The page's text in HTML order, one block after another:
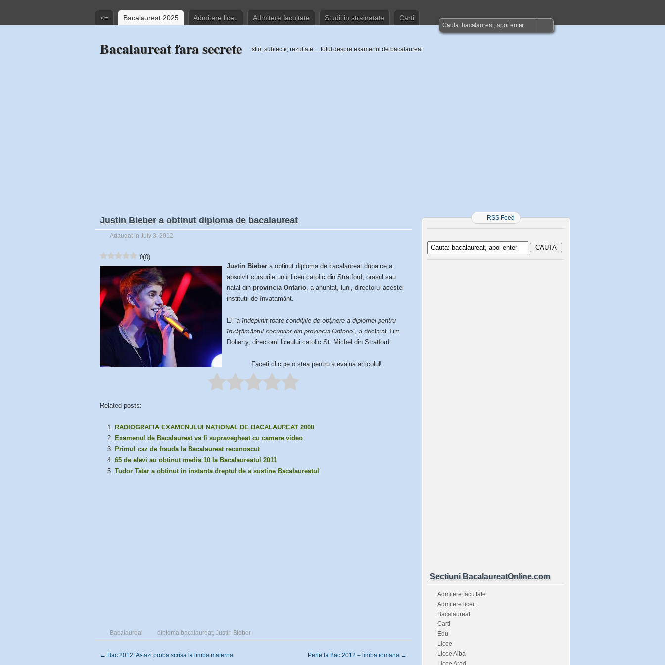
<= Bacalaureat 2025 Admitere liceu Admitere facultate Studii in strainatate Carti
Bacalaureat fara secrete stiri, subiecte, rezultate …totul despre examenul de bacalaureat
Justin Bieber a obtinut diploma de bacalaureat
Adaugat in July 3, 2012
0(0)
Justin Bieber a obtinut diploma de bacalaureat dupa ce a
absolvit cursurile unui liceu catolic din Stratford, orasul sau
natal din provincia Ontario, a anuntat, luni, directorul acestei
institutii de învatamânt.
El “a îndeplinit toate condiţiile de obţinere a diplomei pentru
învăţământul secundar din provincia Ontario“, a declarat Tim
Doherty, directorul liceului catolic St. Michel din Stratford.
Faceți clic pe o stea pentru a evalua articolul!
Related posts:
RADIOGRAFIA EXAMENULUI NATIONAL DE BACALAUREAT 2008
Examenul de Bacalaureat va fi supravegheat cu camere video
Primul caz de frauda la Bacalaureat recunoscut
65 de elevi au obtinut media 10 la Bacalaureatul 2011
Tudor Tatar a obtinut in instanta dreptul de a sustine Bacalaureatul
Bacalaureat diploma bacalaureat, Justin Bieber
← Bac 2012: Astazi proba scrisa la limba materna Perle la Bac 2012 – limba romana →
RSS Feed
Sectiuni BacalaureatOnline.com
Admitere facultate
Admitere liceu
Bacalaureat
Carti
Edu
Licee
Licee Alba
Licee Arad